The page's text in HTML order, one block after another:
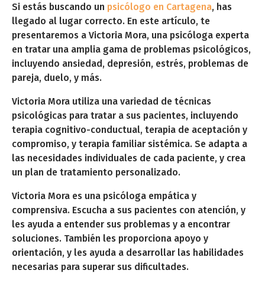
Si estás buscando un psicólogo en Cartagena, has
llegado al lugar correcto. En este artículo, te
presentaremos a Victoria Mora, una psicóloga experta
en tratar una amplia gama de problemas psicológicos,
incluyendo ansiedad, depresión, estrés, problemas de
pareja, duelo, y más.
Victoria Mora utiliza una variedad de técnicas
psicológicas para tratar a sus pacientes, incluyendo
terapia cognitivo-conductual, terapia de aceptación y
compromiso, y terapia familiar sistémica. Se adapta a
las necesidades individuales de cada paciente, y crea
un plan de tratamiento personalizado.
Victoria Mora es una psicóloga empática y
comprensiva. Escucha a sus pacientes con atención, y
les ayuda a entender sus problemas y a encontrar
soluciones. También les proporciona apoyo y
orientación, y les ayuda a desarrollar las habilidades
necesarias para superar sus dificultades.